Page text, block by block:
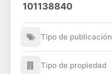
101138840
Tipo de publicación
Tipo de propiedad